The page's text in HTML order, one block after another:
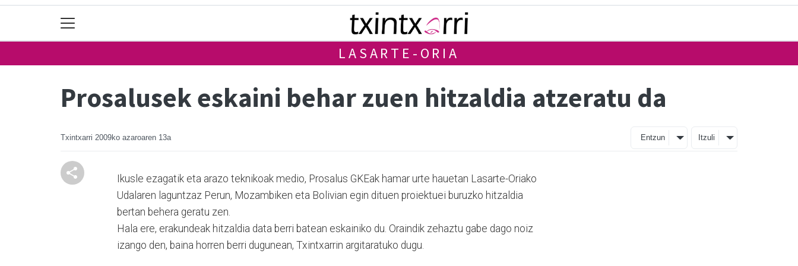
LASARTE-ORIA
Prosalusek eskaini behar zuen hitzaldia atzeratu da
Txintxarri 2009ko azaroaren 13a Entzun Itzuli
Ikusle ezagatik eta arazo teknikoak medio, Prosalus GKEak hamar urte hauetan Lasarte-Oriako
Udalaren laguntzaz Perun, Mozambiken eta Bolivian egin dituen proiektuei buruzko hitzaldia
bertan behera geratu zen.
Hala ere, erakundeak hitzaldia data berri batean eskainiko du. Oraindik zehaztu gabe dago noiz
izango den, baina horren berri dugunean, Txintxarrin argitaratuko dugu.